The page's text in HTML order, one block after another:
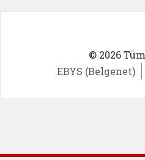
© 2026
EBYS (Belgenet)